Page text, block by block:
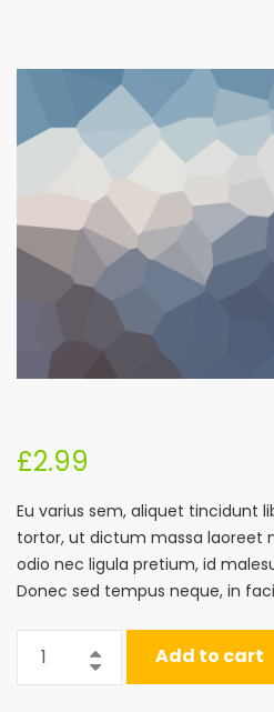
£2.99
Eu varius sem, aliquet tincidunt
tortor, ut dictum massa laoreet
odio nec ligula pretium, id
Donec sed tempus neque, in
Add to cart